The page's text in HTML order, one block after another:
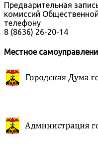
Предварительная
комиссий
телефону
8 (8636) 26-20-14
Местное